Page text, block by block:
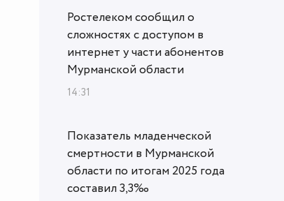
Ростелеком сообщил о
сложностях с доступом в
интернет у части абонентов
Мурманской области
14:31
Показатель младенческой
смертности в Мурманской
области по итогам 2025 года
составил 3,3‰